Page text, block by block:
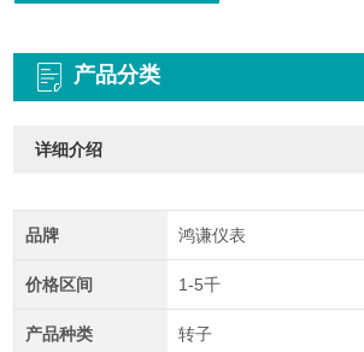
产品分类
详细介绍
品牌 鸿谦仪表
价格区间 1-5千
产品种类 转子